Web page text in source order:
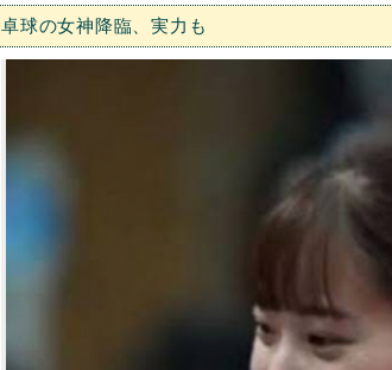
卓球の女神降臨、実力も